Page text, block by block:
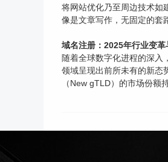
将网站优化乃至周边技术如
像是文章写作，无固定的套
域名注册：2025年行业变
随着全球数字化进程的深入
领域呈现出前所未有的新态
（New gTLD）的市场份额